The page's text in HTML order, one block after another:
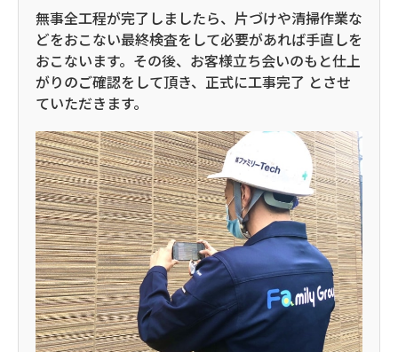
無事全工程が完了しましたら、片づけや清掃作業な
どをおこない最終検査をして必要があれば手直しを
おこないます。その後、お客様立ち会いのもと仕上
がりのご確認をして頂き、正式に工事完了 とさせ
ていただきます。